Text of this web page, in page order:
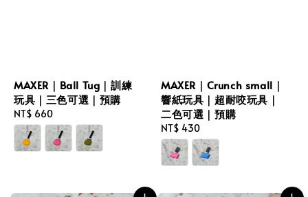
MAXER｜Ball Tug｜訓練
玩具｜三色可選｜預購
Regular
price
NT$ 660
MAXER｜Crunch small｜
響紙玩具｜超耐咬玩具｜
二色可選｜預購
Regular
price
NT$ 430